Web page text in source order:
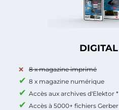
DIGITAL
8 x magazine imprimé
8 x magazine numérique
Accès aux archives d'Elektor *
Accès à 5000+ fichiers Gerber